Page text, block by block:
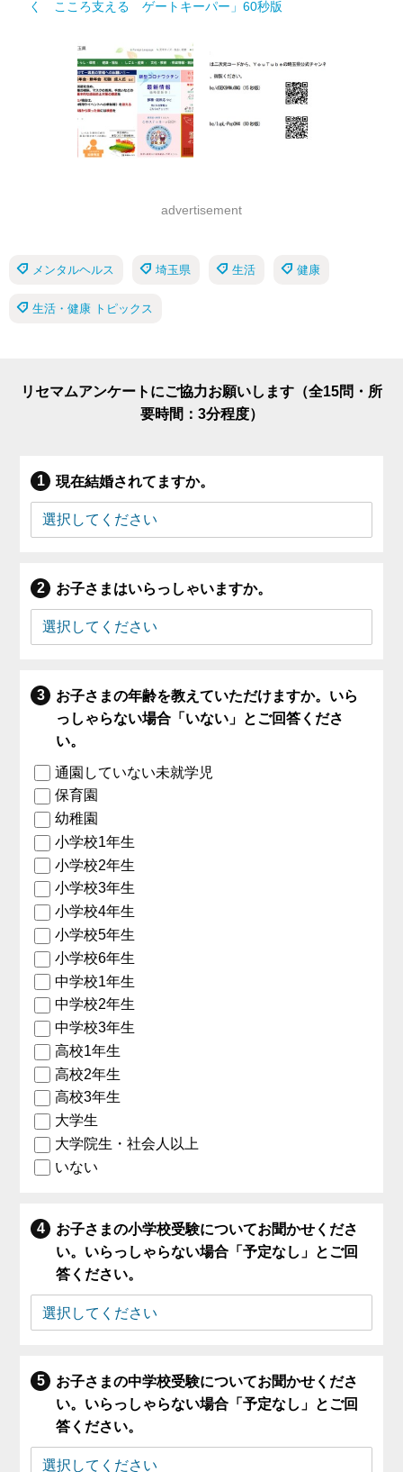
く こころ支える ゲートキーパー」60秒版
advertisement
メンタルヘルス 埼玉県 生活 健康
生活・健康 トピックス
リセマムアンケートにご協力お願いします（全15問・所
要時間：3分程度）
現在結婚されてますか。
お子さまはいらっしゃいますか。
お子さまの年齢を教えていただけますか。いら
っしゃらない場合「いない」とご回答くださ
い。
通園していない未就学児
保育園
幼稚園
小学校1年生
小学校2年生
小学校3年生
小学校4年生
小学校5年生
小学校6年生
中学校1年生
中学校2年生
中学校3年生
高校1年生
高校2年生
高校3年生
大学生
大学院生・社会人以上
いない
お子さまの小学校受験についてお聞かせくださ
い。いらっしゃらない場合「予定なし」とご回
答ください。
お子さまの中学校受験についてお聞かせくださ
い。いらっしゃらない場合「予定なし」とご回
答ください。